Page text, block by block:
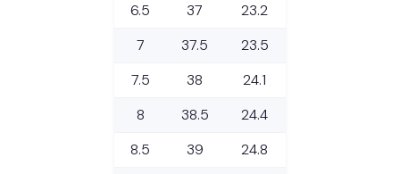
6.5
37
23.2
7
37.5
23.5
7.5
38
24.1
8
38.5
24.4
8.5
39 24.8